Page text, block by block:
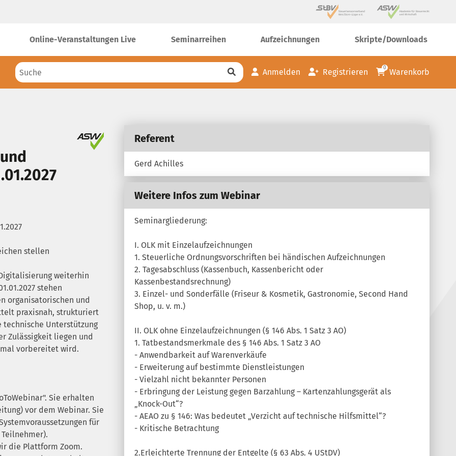
Online-Veranstaltungen Live Seminarreihen Aufzeichnungen Skripte/Downloads
Anmelden Registrieren 0 Warenkorb
stellen
weiterhin
stehen
organisatorischen und
praxisnah, strukturiert
technische Unterstützung
Zulässigkeit liegen und
vorbereitet wird.
Sie erhalten
vor dem Webinar. Sie
für
die Plattform Zoom.
Referent
Gerd Achilles
Weitere Infos zum Webinar
Seminargliederung:
I. OLK mit Einzelaufzeichnungen
1. Steuerliche Ordnungsvorschriften bei händischen Aufzeichnungen
2. Tagesabschluss (Kassenbuch, Kassenbericht oder
Kassenbestandsrechnung)
3. Einzel- und Sonderfälle (Friseur & Kosmetik, Gastronomie, Second Hand
Shop, u. v. m.)
II. OLK ohne Einzelaufzeichnungen (§ 146 Abs. 1 Satz 3 AO)
1. Tatbestandsmerkmale des § 146 Abs. 1 Satz 3 AO
- Anwendbarkeit auf Warenverkäufe
- Erweiterung auf bestimmte Dienstleistungen
- Vielzahl nicht bekannter Personen
- Erbringung der Leistung gegen Barzahlung – Kartenzahlungsgerät als
„Knock-Out“?
- AEAO zu § 146: Was bedeutet „Verzicht auf technische Hilfsmittel“?
- Kritische Betrachtung
2.Erleichterte Trennung der Entgelte (§ 63 Abs. 4 UStDV)